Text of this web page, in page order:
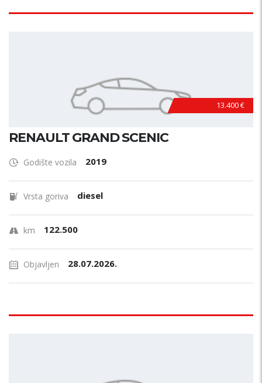
13.400 €
RENAULT GRAND SCENIC
Godište vozila 2019
Vrsta goriva diesel
km 122.500
Objavljen 28.07.2026.